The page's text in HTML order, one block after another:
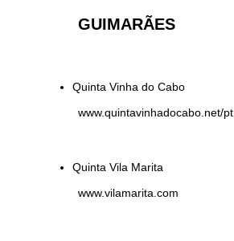
GUIMARÃES
Quinta Vinha do Cabo
www.quintavinhadocabo.net/pt
Quinta Vila Marita
www.vilamarita.com